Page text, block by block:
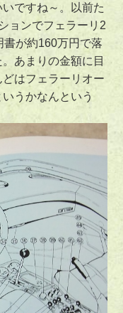
ですね～。以前た
ョンでフェラーリ2
が約160万円で落
あまりの金額に目
はフェラーリオー
うかなんという